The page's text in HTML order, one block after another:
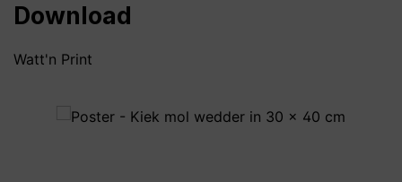
Download
Watt'n Print
Bildergalerie überspringen